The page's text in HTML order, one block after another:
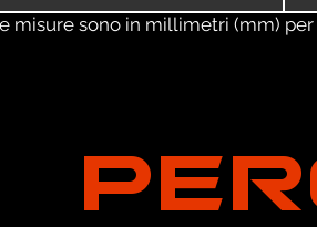
misure sono in millimetri (mm)